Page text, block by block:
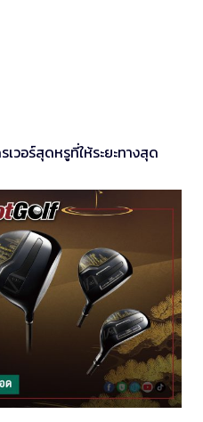
วอร์สุดหรูที่ให้ระยะทางสุด